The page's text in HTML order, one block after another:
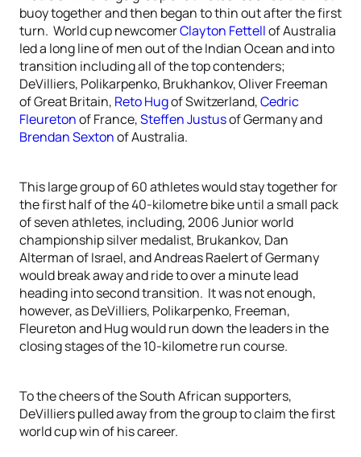
buoy together and then began to thin out after the first
turn. World cup newcomerClayton Fettellof Australia
led a long line of men out of the Indian Ocean and into
transition including all of the top contenders;
DeVilliers, Polikarpenko, Brukhankov, Oliver Freeman
of Great Britain, Reto Hugof Switzerland,Cedric
Fleuretonof France,Steffen Justusof Germany and
Brendan Sextonof Australia.
This large group of 60 athletes would stay together for
the first half of the 40-kilometre bike until a small pack
of seven athletes, including, 2006 Junior world
championship silver medalist, Brukankov, Dan
Alterman of Israel, and Andreas Raelert of Germany
would break away and ride to over a minute lead
heading into second transition. It was not enough,
however, as DeVilliers, Polikarpenko, Freeman,
Fleureton and Hug would run down the leaders in the
closing stages of the 10-kilometre run course.
To the cheers of the South African supporters,
DeVilliers pulled away from the group to claim the first
world cup win of his career.